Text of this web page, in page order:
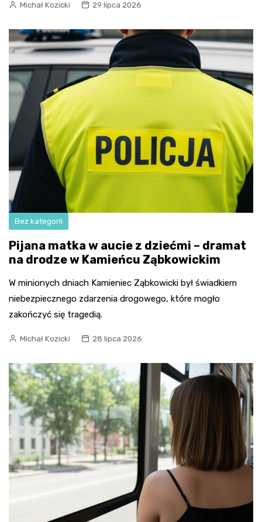
Michał Kozicki 29 lipca 2026
Bez kategorii
Pijana matka w aucie z dziećmi – dramat
na drodze w Kamieńcu Ząbkowickim
W minionych dniach Kamieniec Ząbkowicki był świadkiem
niebezpiecznego zdarzenia drogowego, które mogło
zakończyć się tragedią.
Michał Kozicki 28 lipca 2026